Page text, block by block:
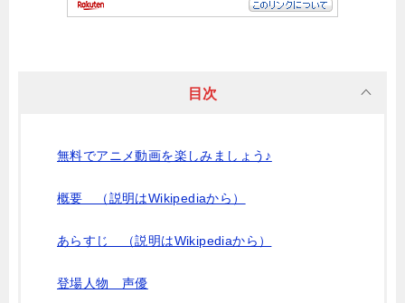
目次
無料でアニメ動画を楽しみましょう♪
概要 （説明はWikipediaから）
あらすじ （説明はWikipediaから）
登場人物 声優